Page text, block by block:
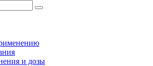
и дозы